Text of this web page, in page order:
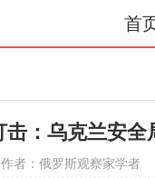
首
：乌克兰安全
作者：俄罗斯观察家学者